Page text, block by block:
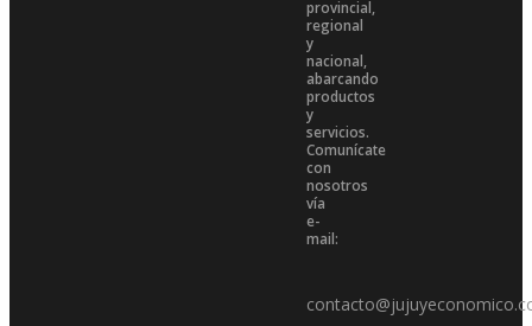
provincial,
regional
y
nacional,
abarcando
productos
y
servicios.
Comunícate
con
nosotros
vía
e-
mail: